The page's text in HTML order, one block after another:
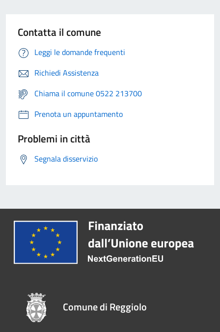
Contatta il comune
Leggi le domande frequenti
Richiedi Assistenza
Chiama il comune 0522 213700
Prenota un appuntamento
Problemi in città
Segnala disservizio
Comune di Reggiolo